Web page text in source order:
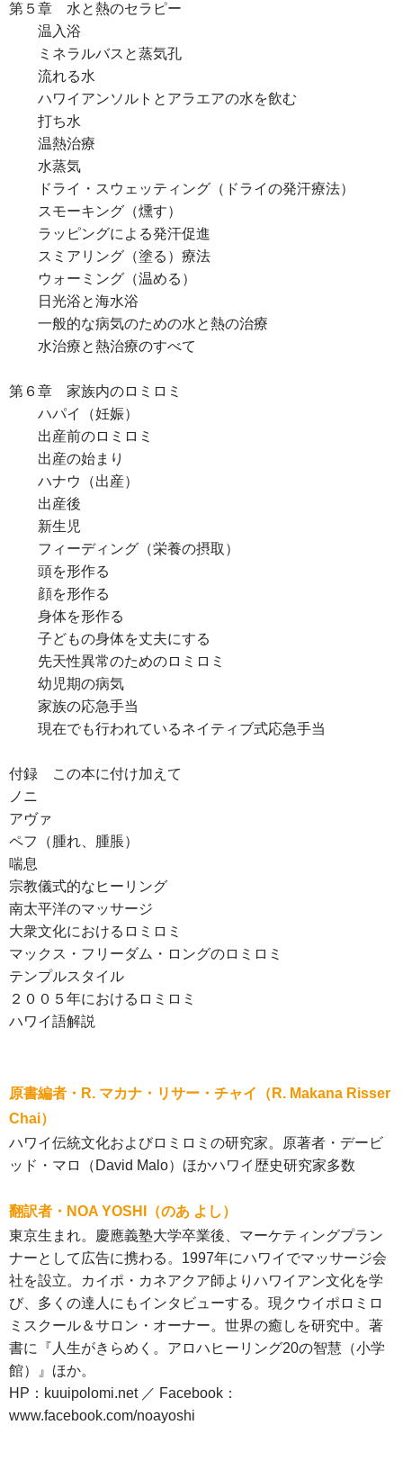
第５章 水と熱のセラピー
温入浴
ミネラルバスと蒸気孔
流れる水
ハワイアンソルトとアラエアの水を飲む
打ち水
温熱治療
水蒸気
ドライ・スウェッティング（ドライの発汗療法）
スモーキング（燻す）
ラッピングによる発汗促進
スミアリング（塗る）療法
ウォーミング（温める）
日光浴と海水浴
一般的な病気のための水と熱の治療
水治療と熱治療のすべて
第６章 家族内のロミロミ
ハパイ（妊娠）
出産前のロミロミ
出産の始まり
ハナウ（出産）
出産後
新生児
フィーディング（栄養の摂取）
頭を形作る
顔を形作る
身体を形作る
子どもの身体を丈夫にする
先天性異常のためのロミロミ
幼児期の病気
家族の応急手当
現在でも行われているネイティブ式応急手当
付録 この本に付け加えて
ノニ
アヴァ
ペフ（腫れ、腫脹）
喘息
宗教儀式的なヒーリング
南太平洋のマッサージ
大衆文化におけるロミロミ
マックス・フリーダム・ロングのロミロミ
テンプルスタイル
２００５年におけるロミロミ
ハワイ語解説
原書編者・R. マカナ・リサー・チャイ（R. Makana Risser
Chai）
ハワイ伝統文化およびロミロミの研究家。原著者・デービ
ッド・マロ（David Malo）ほかハワイ歴史研究家多数
翻訳者・NOA YOSHI（のあ よし）
東京生まれ。慶應義塾大学卒業後、マーケティングプラン
ナーとして広告に携わる。1997年にハワイでマッサージ会
社を設立。カイポ・カネアクア師よりハワイアン文化を学
び、多くの達人にもインタビューする。現クウイポロミロ
ミスクール＆サロン・オーナー。世界の癒しを研究中。著
書に『人生がきらめく。アロハヒーリング20の智慧（小学
館）』ほか。
HP：kuuipolomi.net ／ Facebook：
www.facebook.com/noayoshi